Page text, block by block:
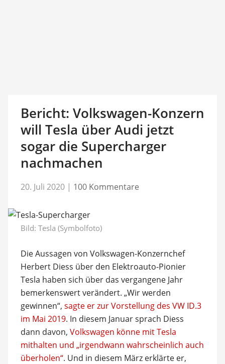
Bericht: Volkswagen-Konzern
will Tesla über Audi jetzt
sogar die Supercharger
nachmachen
20. Juli 2020 | 100 Kommentare
Bild: Tesla (Symbolfoto)
Die Aussagen von Volkswagen-Konzernchef
Herbert Diess über den Elektroauto-Pionier
Tesla haben sich über das vergangene Jahr
bemerkenswert verändert. „Wir werden
gewinnen“, sagte er zur Vorstellung des VW ID.3
im Mai 2019. In diesem Januar sprach Diess
dann davon, Volkswagen könne mit Tesla
mithalten und „irgendwann wahrscheinlich auch
überholen“. Und in diesem März erklärte er,